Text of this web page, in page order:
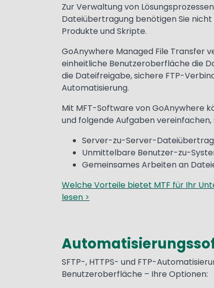
Text
Zur Verwaltung von
Dateiübertragung benötigen Sie
Produkte und Skripte.
GoAnywhere Managed File Transfer
einheitliche Benutzeroberfläche die
die Dateifreigabe, sichere FTP-
Automatisierung.
Mit MFT-Software von GoAnywhere
und folgende Aufgaben
Server-zu-Server-
Unmittelbare Benutzer-zu-
Gemeinsames Arbeiten an
Welche Vorteile bietet MTF für Ihr
lesen >
Text
SFTP-, HTTPS- und FTP-
Benutzeroberfläche – Ihre Optionen: